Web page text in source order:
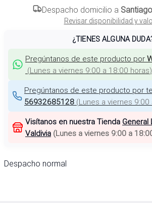
Despacho domicilio a
Revisar disponibilidad y
¿TIENES ALGUNA
Pregúntanos de este producto por
(Lunes a viernes 9:00 a 18:00 horas)
Pregúntanos de este producto por
56932685128 (Lunes a viernes
Visítanos en nuestra Tienda General
Valdivia (Lunes a viernes 9:00 a
Despacho normal